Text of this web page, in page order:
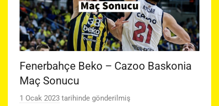
Fenerbahçe Beko – Cazoo Baskonia
Maç Sonucu
1 Ocak 2023 tarihinde gönderilmiş